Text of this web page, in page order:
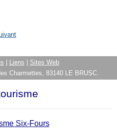
Liens
Sites Web
Charmettes, 83140 LE BRUSC.
Six-Fours